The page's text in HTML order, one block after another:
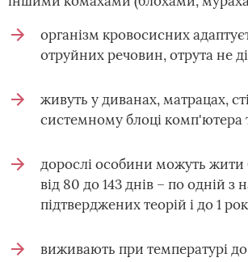
організм кровосисних
отруйних речовин, отрута не
живуть у диванах, матрацах,
системному блоці комп'ютера
дорослі особини можуть жити
від 80 до 143 днів – по одній з
підтверджених теорій і до 1
виживають при температурі